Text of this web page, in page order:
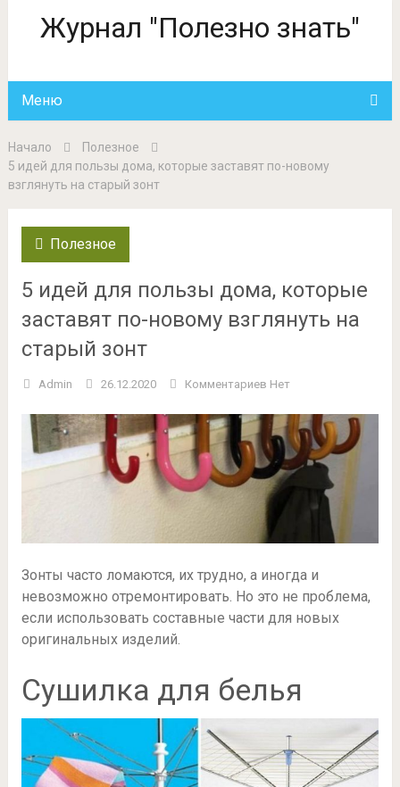
Журнал "Полезно знать"
Меню
Начало
Полезное
5 идей для пользы дома, которые заставят по-новому
взглянуть на старый зонт
Полезное
5 идей для пользы дома, которые
заставят по-новому взглянуть на
старый зонт
Admin 26.12.2020 Комментариев Нет
Зонты часто ломаются, их трудно, а иногда и
невозможно отремонтировать. Но это не проблема,
если использовать составные части для новых
оригинальных изделий.
Сушилка для белья